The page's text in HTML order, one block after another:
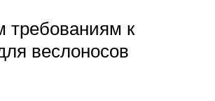
требованиям к
веслоносов